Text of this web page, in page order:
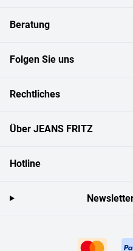
Beratung
Folgen Sie uns
Rechtliches
Über JEANS FRITZ
Hotline